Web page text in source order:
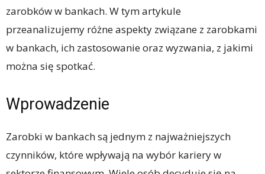
zarobków w bankach. W tym artykule
przeanalizujemy różne aspekty związane z zarobkami
w bankach, ich zastosowanie oraz wyzwania, z jakimi
można się spotkać.
Wprowadzenie
Zarobki w bankach są jednym z najważniejszych
czynników, które wpływają na wybór kariery w